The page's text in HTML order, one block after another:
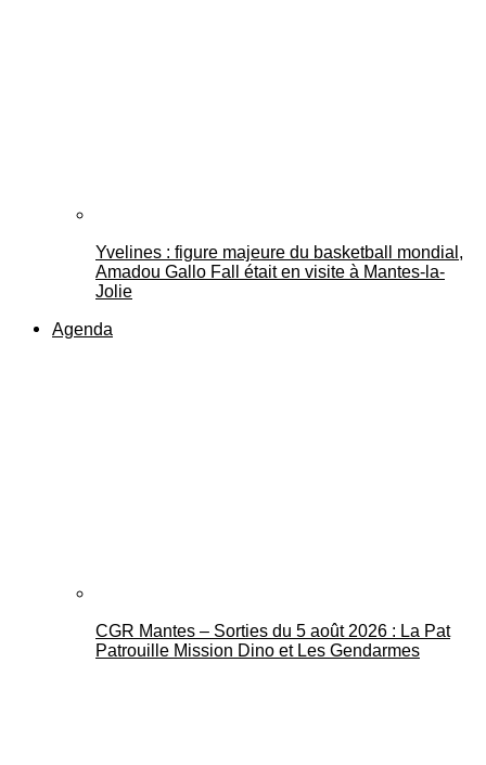
Yvelines : figure majeure du basketball mondial,
Amadou Gallo Fall était en visite à Mantes-la-
Jolie
Agenda
CGR Mantes – Sorties du 5 août 2026 : La Pat
Patrouille Mission Dino et Les Gendarmes